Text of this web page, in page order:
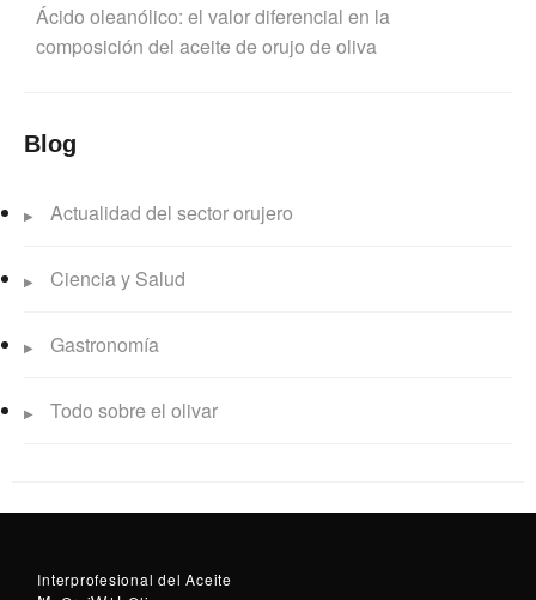
Ácido oleanólico: el valor diferencial en la
composición del aceite de orujo de oliva
Blog
Actualidad del sector orujero
Ciencia y Salud
Gastronomía
Todo sobre el olivar
Interprofesional del Aceite